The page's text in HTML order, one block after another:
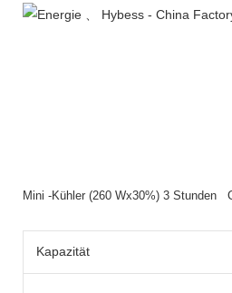
Mini -Kühler (260 Wx30%) 3
Kapazität